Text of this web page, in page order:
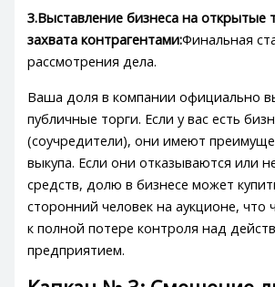
3.Выставление бизнеса на открытые
захвата контрагентами:Финальная
рассмотрения дела.
Ваша доля в компании официально
публичные торги. Если у вас есть
(соучредители), они имеют
выкупа. Если они отказываются или
средств, долю в бизнесе может
сторонний человек на аукционе, что
к полной потере контроля над
предприятием.